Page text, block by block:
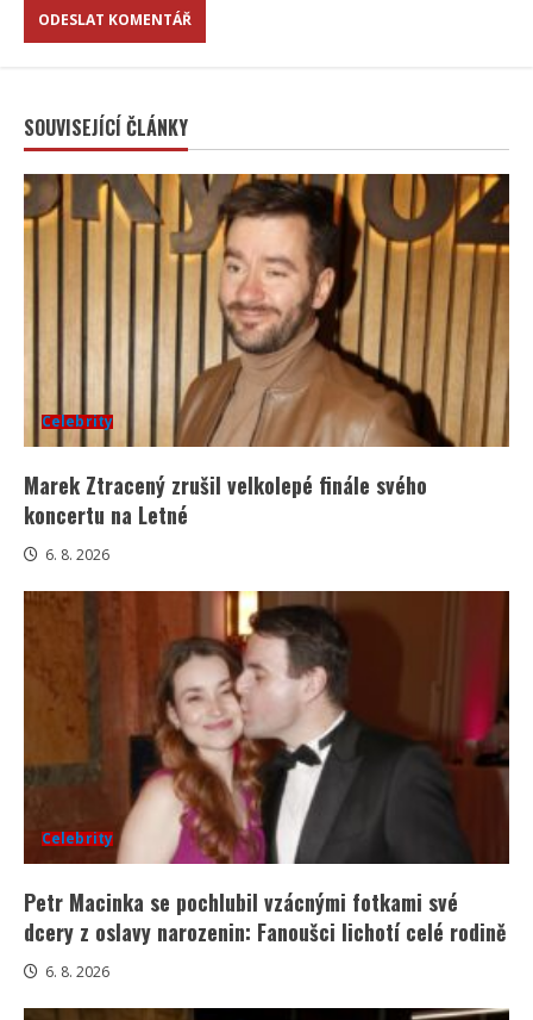
SOUVISEJÍCÍ ČLÁNKY
Celebrity
Marek Ztracený zrušil velkolepé finále svého
koncertu na Letné
6. 8. 2026
Celebrity
Petr Macinka se pochlubil vzácnými fotkami své
dcery z oslavy narozenin: Fanoušci lichotí celé rodině
6. 8. 2026